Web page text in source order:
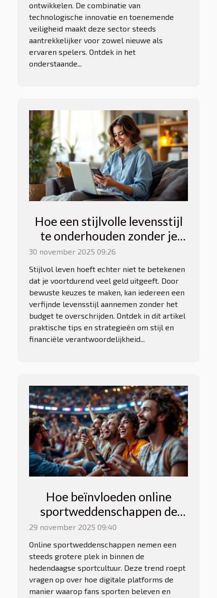
ontwikkelen. De combinatie van
technologische innovatie en toenemende
veiligheid maakt deze sector steeds
aantrekkelijker voor zowel nieuwe als
ervaren spelers. Ontdek in het
onderstaande...
Hoe een stijlvolle levensstijl
te onderhouden zonder je
budget te overschrijden?
30 november 2025 09:26
Stijlvol leven hoeft echter niet te betekenen
dat je voortdurend veel geld uitgeeft. Door
bewuste keuzes te maken, kan iedereen een
verfijnde levensstijl aannemen zonder het
budget te overschrijden. Ontdek in dit artikel
praktische tips en strategieën om stijl en
financiële verantwoordelijkheid...
Hoe beïnvloeden online
sportweddenschappen de
sportcultuur?
29 november 2025 09:40
Online sportweddenschappen nemen een
steeds grotere plek in binnen de
hedendaagse sportcultuur. Deze trend roept
vragen op over hoe digitale platforms de
manier waarop fans sporten beleven en